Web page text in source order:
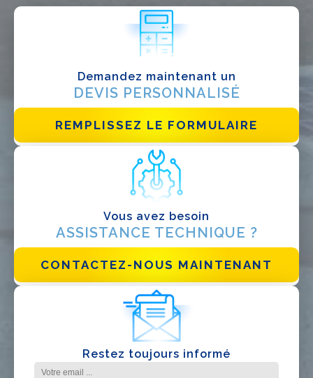
Demandez maintenant un
DEVIS PERSONNALISÉ
REMPLISSEZ LE FORMULAIRE
Vous avez besoin
ASSISTANCE TECHNIQUE ?
CONTACTEZ-NOUS MAINTENANT
Restez toujours informé
J'ai lu et j'accepte la politique de confidentialité*